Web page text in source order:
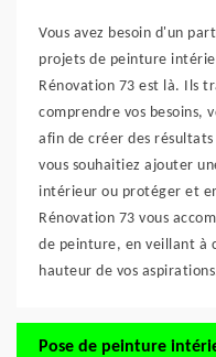
Vous avez besoin d'un
projets de peinture
Rénovation 73 est là. Ils
comprendre vos besoins,
afin de créer des
vous souhaitiez ajouter
intérieur ou protéger et
Rénovation 73 vous
de peinture, en veillant à
hauteur de vos
Pose de peinture